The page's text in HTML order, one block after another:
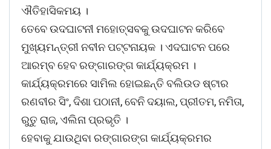
ଐତିହାସିକମୟ ।
ତେବେ ଉଦଘାଟନୀ ମହୋତ୍ସବକୁ ଉଦଘାଟନ କରିବେ
ମୁଖ୍ୟମନ୍ତ୍ରୀ ନବୀନ ପଟ୍ଟନାୟକ । ଏଦଘାଟନ ପରେ
ଆରମ୍ବ ହେବ ରଙ୍ଗାରଙ୍ଗ କାର୍ଯ୍ୟକ୍ରମ ।
କାର୍ଯ୍ୟକ୍ରମରେ ସାମିଲ ହୋଇଛନ୍ତି ବଲିଉଡ ଷ୍ଟାର
ରଣବୀର ସିଂ, ଦିଶା ପଠାନୀ, ବେନି ଦୟାଲ, ପ୍ରୀତମ, ନମିତା,
ରୁତୁ ରାଜ, ଏଲିନା ପ୍ରଭୃତି ।
ହେବାକୁ ଯାଉଥିବା ରଙ୍ଗାରଙ୍ଗ କାର୍ଯ୍ୟକ୍ରମର